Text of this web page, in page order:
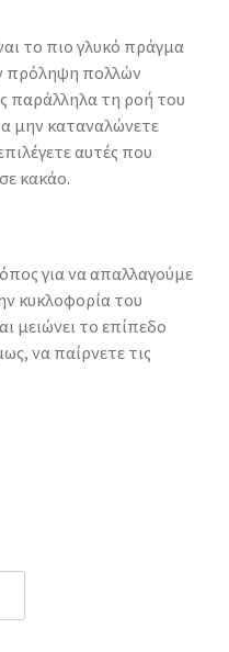
το πιο γλυκό πράγμα
πρόληψη πολλών
παράλληλα τη ροή του
μην καταναλώνετε
αυτές που
κακάο.
για να απαλλαγούμε
κυκλοφορία του
μειώνει το επίπεδο
να παίρνετε τις